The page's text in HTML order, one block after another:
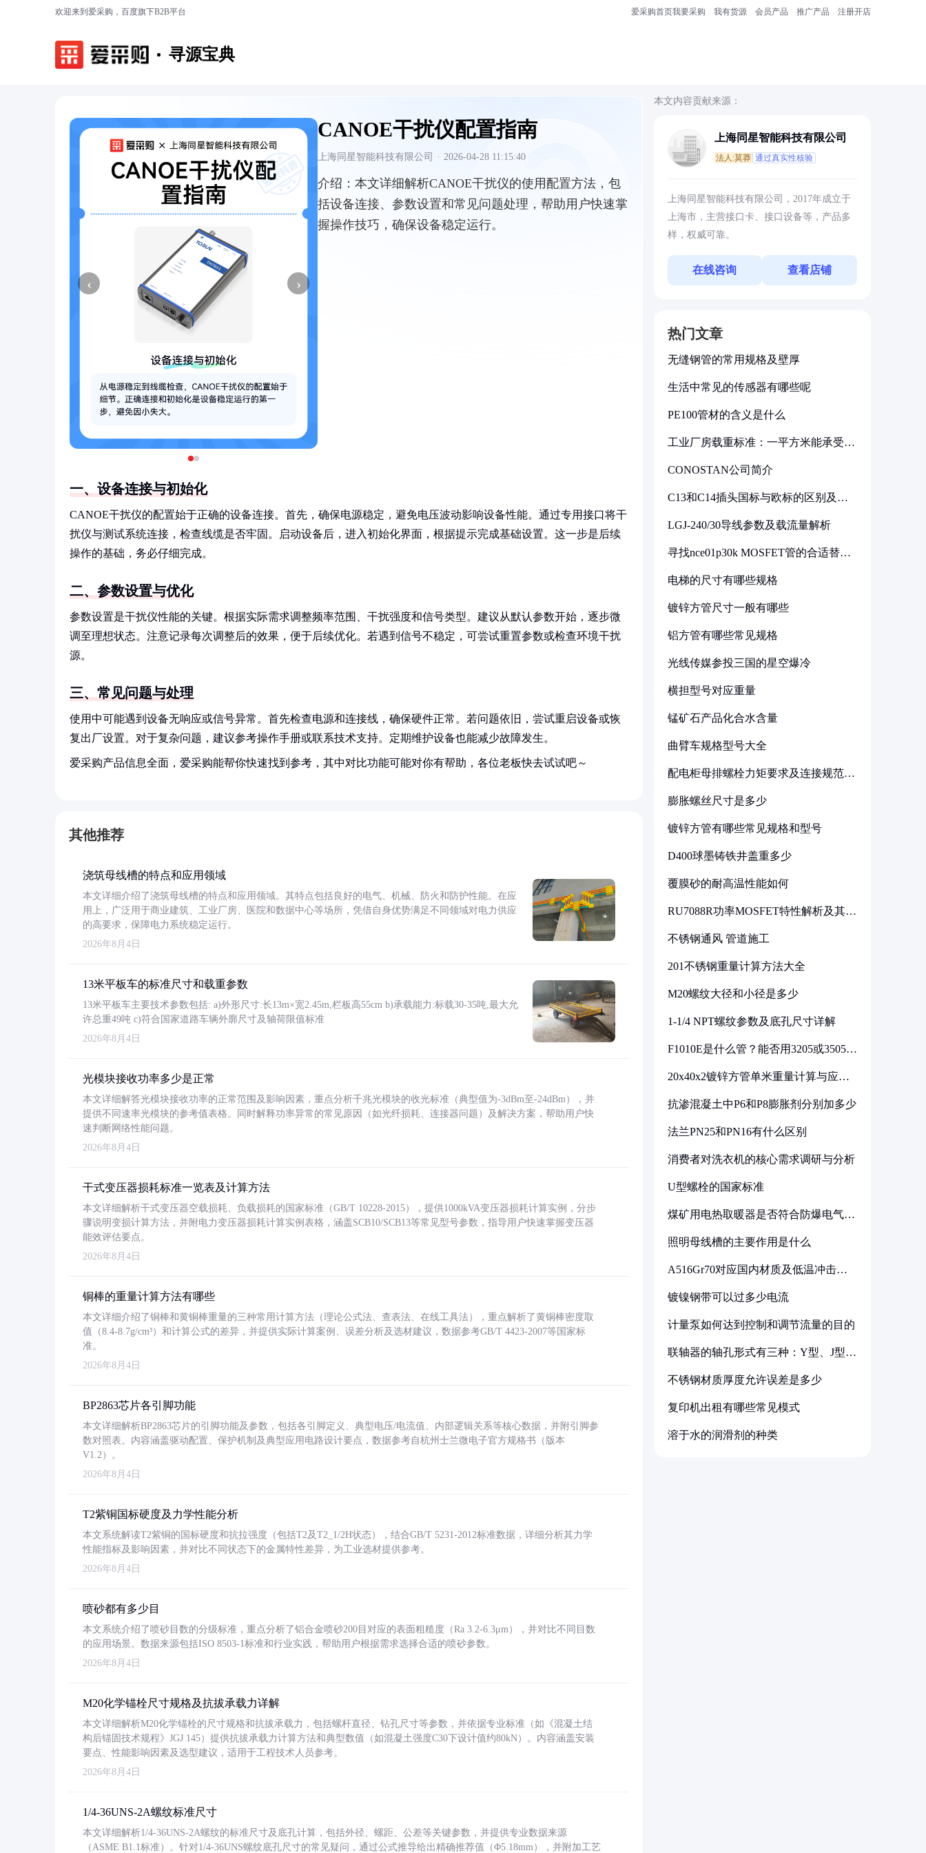
欢迎来到爱采购，百度旗下B2B平台 爱采购首页我要采购 我有货源 会员产品 推广产品 注册开店
寻源宝典
‹ ›
CANOE干扰仪配置指南
上海同星智能科技有限公司 · 2026-04-28 11:15:40
介绍： 本文详细解析CANOE干扰仪的使用配置方法，包
括设备连接、参数设置和常见问题处理，帮助用户快速掌
握操作技巧，确保设备稳定运行。
一、设备连接与初始化
CANOE干扰仪的配置始于正确的设备连接。首先，确保电源稳定，避免电压波动影响设备性能。通过专用接口将干
扰仪与测试系统连接，检查线缆是否牢固。启动设备后，进入初始化界面，根据提示完成基础设置。这一步是后续
操作的基础，务必仔细完成。
二、参数设置与优化
参数设置是干扰仪性能的关键。根据实际需求调整频率范围、干扰强度和信号类型。建议从默认参数开始，逐步微
调至理想状态。注意记录每次调整后的效果，便于后续优化。若遇到信号不稳定，可尝试重置参数或检查环境干扰
源。
三、常见问题与处理
使用中可能遇到设备无响应或信号异常。首先检查电源和连接线，确保硬件正常。若问题依旧，尝试重启设备或恢
复出厂设置。对于复杂问题，建议参考操作手册或联系技术支持。定期维护设备也能减少故障发生。
爱采购产品信息全面，爱采购能帮你快速找到参考，其中对比功能可能对你有帮助，各位老板快去试试吧～
其他推荐
浇筑母线槽的特点和应用领域
本文详细介绍了浇筑母线槽的特点和应用领域。其特点包括良好的电气、机械、防火和防护性能。在应
用上，广泛用于商业建筑、工业厂房、医院和数据中心等场所，凭借自身优势满足不同领域对电力供应
的高要求，保障电力系统稳定运行。
2026年8月4日
13米平板车的标准尺寸和载重参数
13米平板车主要技术参数包括: a)外形尺寸:长13m×宽2.45m,栏板高55cm b)承载能力:标载30-35吨,最大允
许总重49吨 c)符合国家道路车辆外廓尺寸及轴荷限值标准
2026年8月4日
光模块接收功率多少是正常
本文详细解答光模块接收功率的正常范围及影响因素，重点分析千兆光模块的收光标准（典型值为-3dBm至-24dBm），并
提供不同速率光模块的参考值表格。同时解释功率异常的常见原因（如光纤损耗、连接器问题）及解决方案，帮助用户快
速判断网络性能问题。
2026年8月4日
干式变压器损耗标准一览表及计算方法
本文详细解析干式变压器空载损耗、负载损耗的国家标准（GB/T 10228-2015），提供1000kVA变压器损耗计算实例，分步
骤说明变损计算方法，并附电力变压器损耗计算实例表格，涵盖SCB10/SCB13等常见型号参数，指导用户快速掌握变压器
能效评估要点。
2026年8月4日
铜棒的重量计算方法有哪些
本文详细介绍了铜棒和黄铜棒重量的三种常用计算方法（理论公式法、查表法、在线工具法），重点解析了黄铜棒密度取
值（8.4-8.7g/cm³）和计算公式的差异，并提供实际计算案例、误差分析及选材建议，数据参考GB/T 4423-2007等国家标
准。
2026年8月4日
BP2863芯片各引脚功能
本文详细解析BP2863芯片的引脚功能及参数，包括各引脚定义、典型电压/电流值、内部逻辑关系等核心数据，并附引脚参
数对照表。内容涵盖驱动配置、保护机制及典型应用电路设计要点，数据参考自杭州士兰微电子官方规格书（版本
V1.2）。
2026年8月4日
T2紫铜国标硬度及力学性能分析
本文系统解读T2紫铜的国标硬度和抗拉强度（包括T2及T2_1/2H状态），结合GB/T 5231-2012标准数据，详细分析其力学
性能指标及影响因素，并对比不同状态下的金属特性差异，为工业选材提供参考。
2026年8月4日
喷砂都有多少目
本文系统介绍了喷砂目数的分级标准，重点分析了铝合金喷砂200目对应的表面粗糙度（Ra 3.2-6.3μm），并对比不同目数
的应用场景。数据来源包括ISO 8503-1标准和行业实践，帮助用户根据需求选择合适的喷砂参数。
2026年8月4日
M20化学锚栓尺寸规格及抗拔承载力详解
本文详细解析M20化学锚栓的尺寸规格和抗拔承载力，包括螺杆直径、钻孔尺寸等参数，并依据专业标准（如《混凝土结
构后锚固技术规程》JGJ 145）提供抗拔承载力计算方法和典型数值（如混凝土强度C30下设计值约80kN）。内容涵盖安装
要点、性能影响因素及选型建议，适用于工程技术人员参考。
2026年8月4日
1/4-36UNS-2A螺纹标准尺寸
本文详细解析1/4-36UNS-2A螺纹的标准尺寸及底孔计算，包括外径、螺距、公差等关键参数，并提供专业数据来源
（ASME B1.1标准）。针对1/4-36UNS螺纹底孔尺寸的常见疑问，通过公式推导给出精确推荐值（Φ5.18mm），并附加工艺
本文内容贡献来源：
上海同星智能科技有限公司
法人:莫莽 通过真实性核验
上海同星智能科技有限公司，2017年成立于
上海市，主营接口卡、接口设备等，产品多
样，权威可靠。
在线咨询 查看店铺
热门文章
无缝钢管的常用规格及壁厚
生活中常见的传感器有哪些呢
PE100管材的含义是什么
工业厂房载重标准：一平方米能承受多
CONOSTAN公司简介
C13和C14插头国标与欧标的区别及其
LGJ-240/30导线参数及载流量解析
寻找nce01p30k MOSFET管的合适替代
电梯的尺寸有哪些规格
镀锌方管尺寸一般有哪些
铝方管有哪些常见规格
光线传媒参投三国的星空爆冷
横担型号对应重量
锰矿石产品化合水含量
曲臂车规格型号大全
配电柜母排螺栓力矩要求及连接规范详
膨胀螺丝尺寸是多少
镀锌方管有哪些常见规格和型号
D400球墨铸铁井盖重多少
覆膜砂的耐高温性能如何
RU7088R功率MOSFET特性解析及其在
不锈钢通风 管道施工
201不锈钢重量计算方法大全
M20螺纹大径和小径是多少
1-1/4 NPT螺纹参数及底孔尺寸详解
F1010E是什么管？能否用3205或3505代
20x40x2镀锌方管单米重量计算与应用
抗渗混凝土中P6和P8膨胀剂分别加多少
法兰PN25和PN16有什么区别
消费者对洗衣机的核心需求调研与分析
U型螺栓的国家标准
煤矿用电热取暖器是否符合防爆电气设
照明母线槽的主要作用是什么
A516Gr70对应国内材质及低温冲击要
镀镍钢带可以过多少电流
计量泵如何达到控制和调节流量的目的
联轴器的轴孔形式有三种：Y型、J型、
不锈钢材质厚度允许误差是多少
复印机出租有哪些常见模式
溶于水的润滑剂的种类